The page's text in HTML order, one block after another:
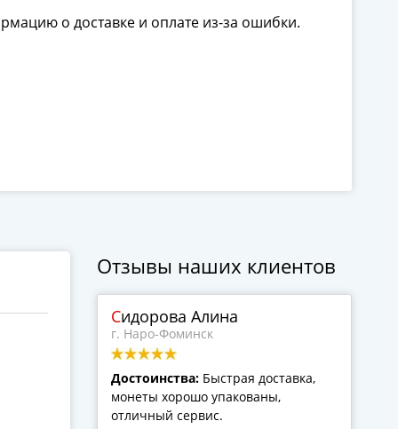
о доставке и оплате из-за ошибки.
Отзывы наших клиентов
Сидорова Алина
г. Наро-Фоминск
Достоинства: Быстрая доставка,
монеты хорошо упакованы,
отличный сервис.